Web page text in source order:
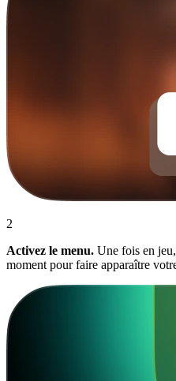
2
Activez le menu. Une fois en
moment pour faire apparaître